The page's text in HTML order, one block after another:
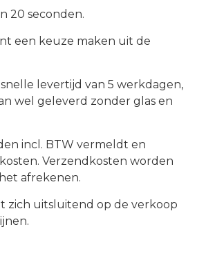
20 seconden.
een keuze maken uit de
levertijd van 5 werkdagen,
wel geleverd zonder glas en
incl. BTW vermeldt en
Verzendkosten worden
afrekenen.
zich uitsluitend op de verkoop